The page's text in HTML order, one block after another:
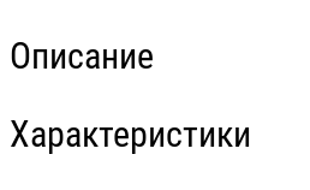
Описание
Характеристики